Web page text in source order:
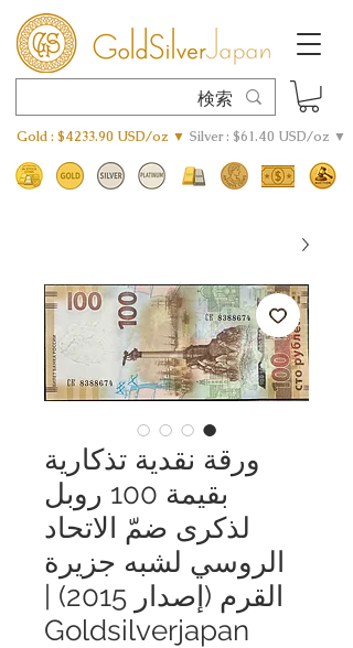
Gold : $4233.90 USD/oz ▼ Silver : $61.40 USD/oz ▼
ورقة نقدية تذكارية
بقيمة 100 روبل
لذكرى ضمّ الاتحاد
الروسي لشبه جزيرة
القرم (إصدار 2015) |
Goldsilverjapan